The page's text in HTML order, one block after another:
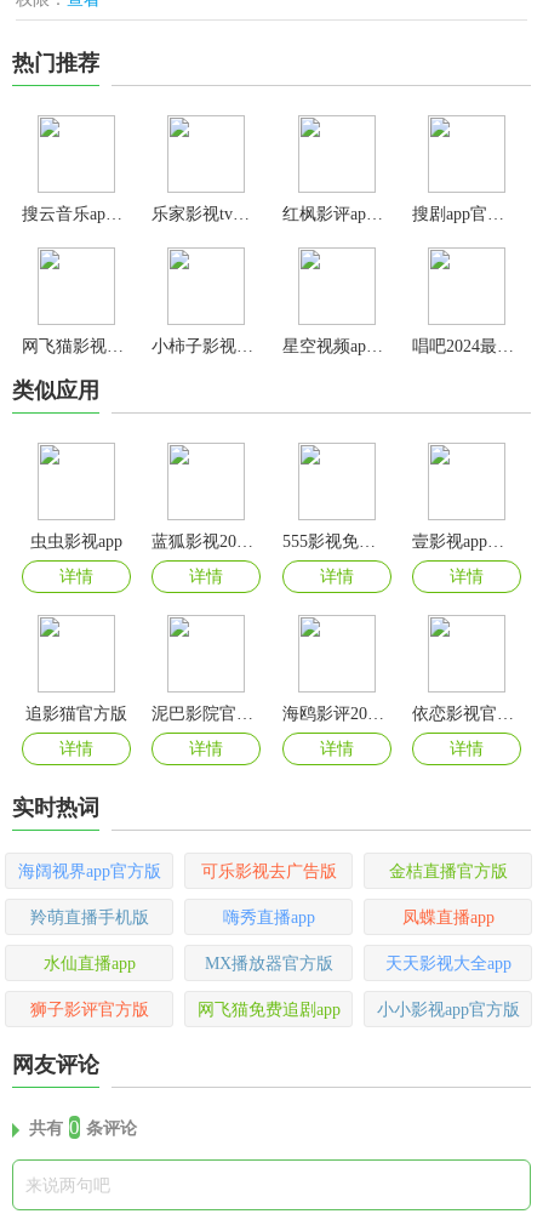
热门推荐
搜云音乐app官方版 红枫影评app最新版本
网飞猫影视app最新版 星空视频app官方版
类似应用
虫虫影视app
详情
详情
555影视免费追剧app
详情
详情
追影猫官方版
详情
详情
海鸥影评2025最新版
详情
详情
实时热词
海阔视界app官方版 可乐影视去广告版 金桔直播官方版
羚萌直播手机版 嗨秀直播app 凤蝶直播app
水仙直播app MX播放器官方版 天天影视大全app
狮子影评官方版 网飞猫免费追剧app 小小影视app官方版
网友评论
共有 0 条评论